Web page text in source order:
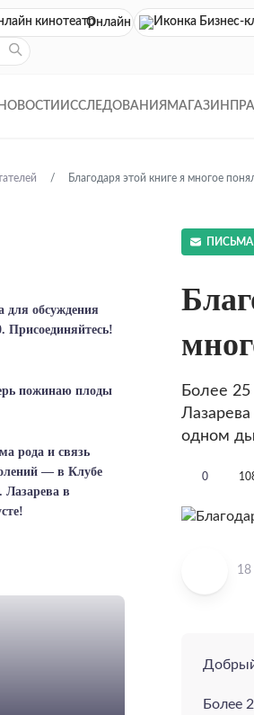
Онлайн кинотеатр
НОВОСТИ ИССЛЕДОВАНИЯ МАГАЗИН
Благодаря этой книге я многое
ПИСЬМА
Более 25
одном
0
18
Добрый
Более
для обсуждения
Присоединяйтесь!
пожинаю плоды
рода и связь
— в Клубе
в